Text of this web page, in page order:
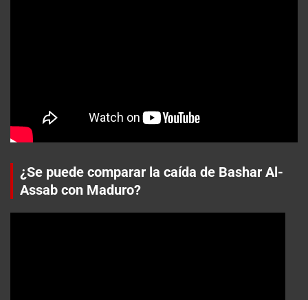
¿Se puede comparar la caída de Bashar Al-
Assab con Maduro?